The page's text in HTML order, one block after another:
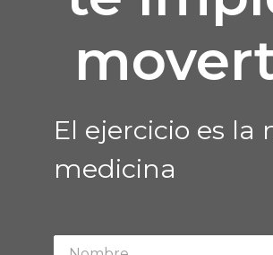
El ejercicio es la
medicina